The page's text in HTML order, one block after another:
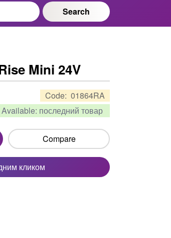
Search
Mini 24V
Code: 01864RA
Available: последний товар
Compare
кликом